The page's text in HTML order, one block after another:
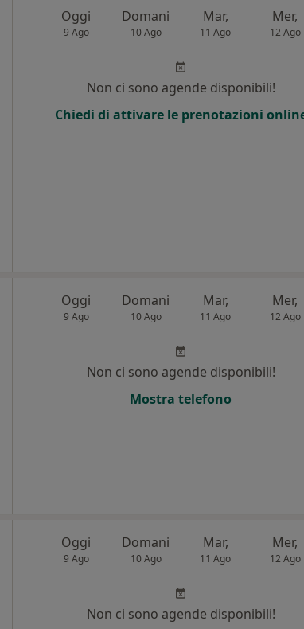
Oggi
9 Ago
Domani
10 Ago
Mar,
11 Ago
Mer,
12 Ago
Non ci sono agende disponibili!
Chiedi di attivare le prenotazioni
Oggi
9 Ago
Domani
10 Ago
Mar,
11 Ago
Mer,
12 Ago
Non ci sono agende disponibili!
Mostra telefono
Oggi
9 Ago
Domani
10 Ago
Mar,
11 Ago
Mer,
12 Ago
Non ci sono agende disponibili!